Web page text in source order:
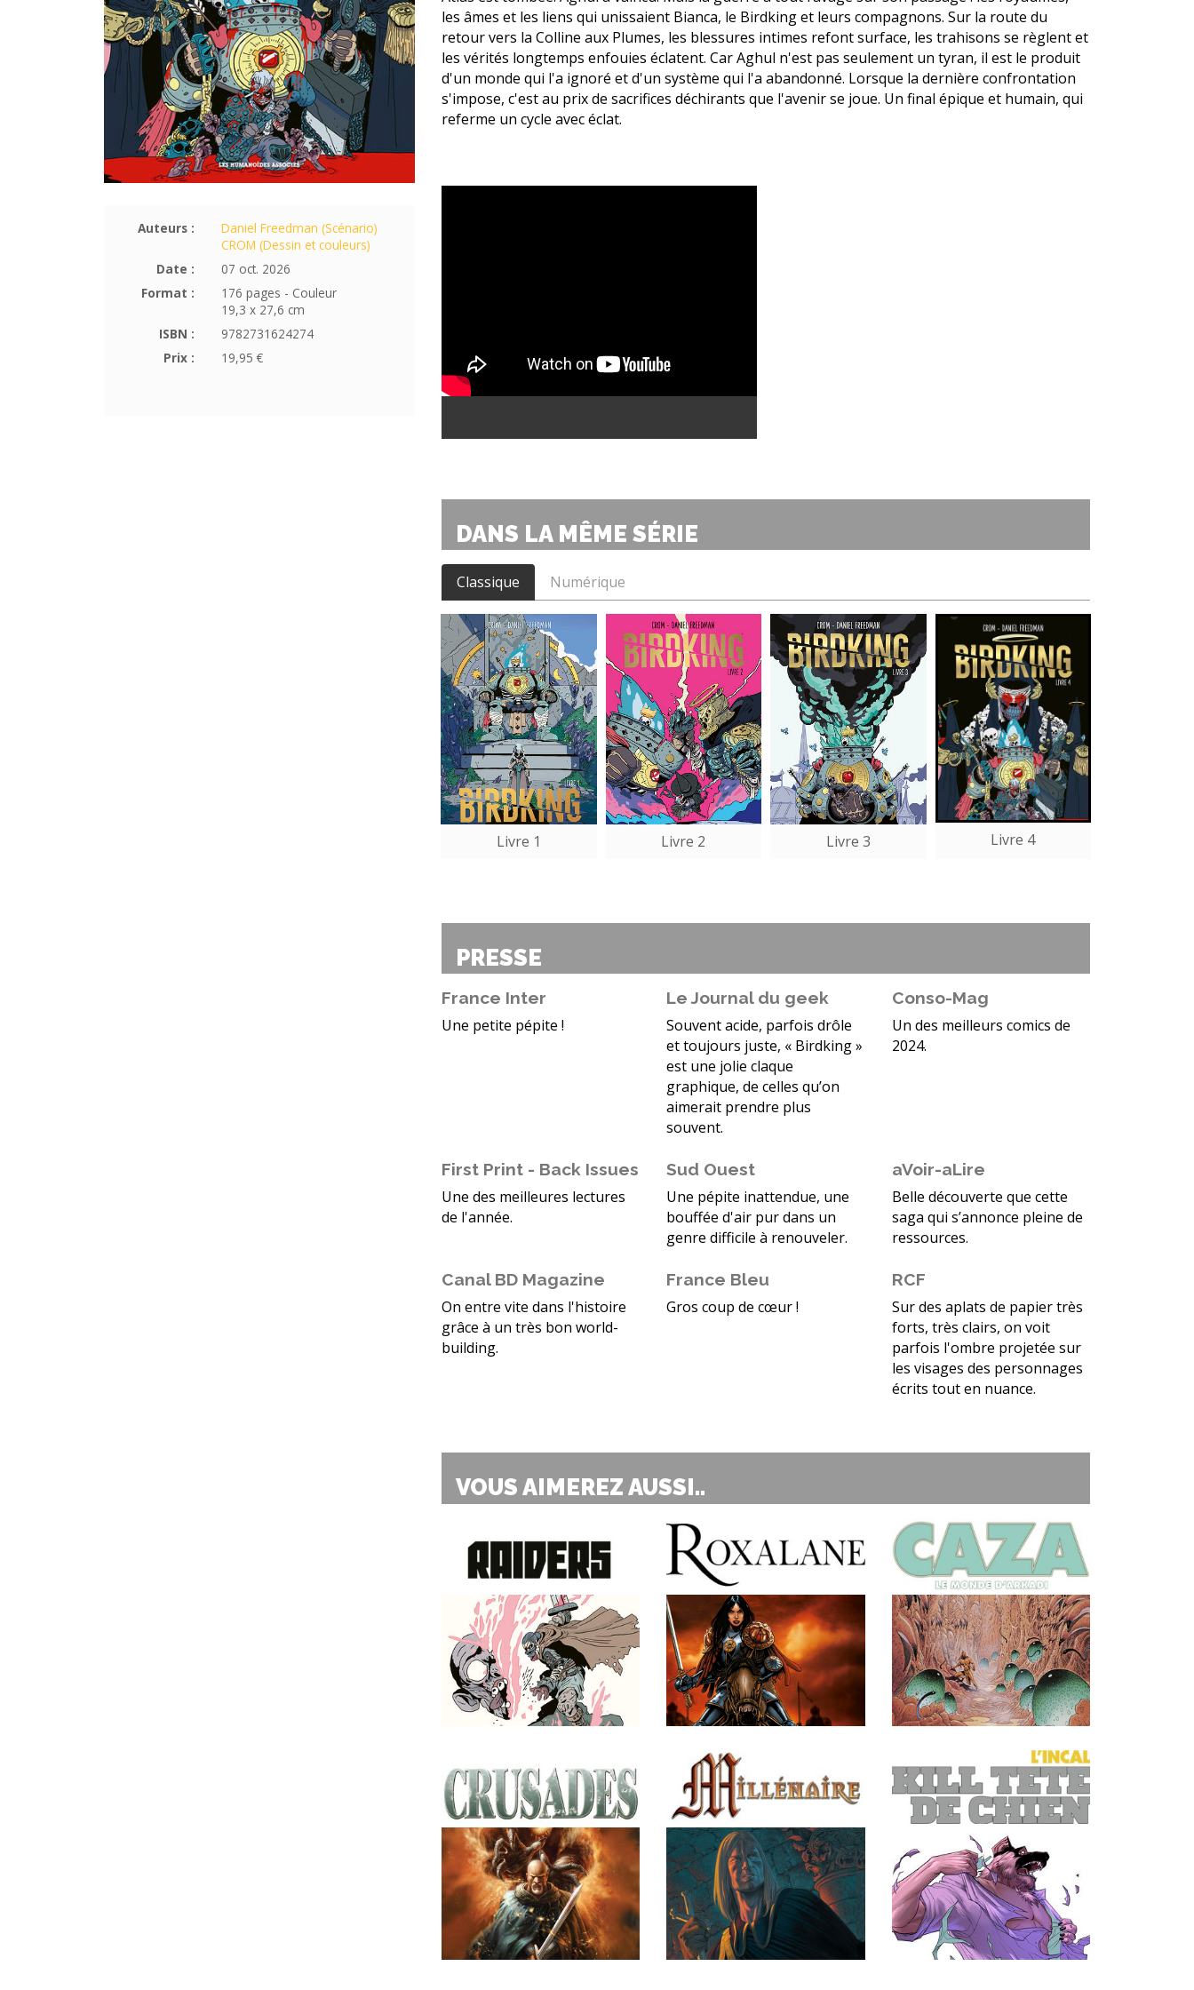
Auteurs :
Daniel Freedman (Scénario)
CROM (Dessin et couleurs)
Date :
07 oct. 2026
Format :
176 pages - Couleur
19,3 x 27,6 cm
ISBN :
9782731624274
Prix :
19,95 €
les âmes et les liens qui unissaient Bianca, le Birdking et leurs compagnons. Sur la route du
retour vers la Colline aux Plumes, les blessures intimes refont surface, les trahisons se règlent et
les vérités longtemps enfouies éclatent. Car Aghul n'est pas seulement un tyran, il est le produit
d'un monde qui l'a ignoré et d'un système qui l'a abandonné. Lorsque la dernière confrontation
s'impose, c'est au prix de sacrifices déchirants que l'avenir se joue. Un final épique et humain, qui
referme un cycle avec éclat.
DANS LA MÊME SÉRIE
Classique Numérique
Livre 1 Livre 2 Livre 3 Livre 4
PRESSE
France Inter
Une petite pépite !
Le Journal du geek
Souvent acide, parfois drôle
et toujours juste, « Birdking »
est une jolie claque
graphique, de celles qu’on
aimerait prendre plus
souvent.
Conso-Mag
Un des meilleurs comics de
2024.
First Print - Back Issues
Une des meilleures lectures
de l'année.
Sud Ouest
Une pépite inattendue, une
bouffée d'air pur dans un
genre difficile à renouveler.
aVoir-aLire
Belle découverte que cette
saga qui s’annonce pleine de
ressources.
Canal BD Magazine
On entre vite dans l'histoire
grâce à un très bon world-
building.
France Bleu
Gros coup de cœur !
RCF
Sur des aplats de papier très
forts, très clairs, on voit
parfois l'ombre projetée sur
les visages des personnages
écrits tout en nuance.
VOUS AIMEREZ AUSSI..